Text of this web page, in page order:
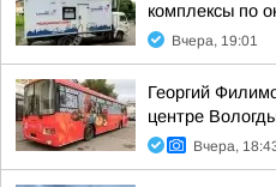
комплексы по
Вчера, 19:01
Георгий
центре
Вчера,